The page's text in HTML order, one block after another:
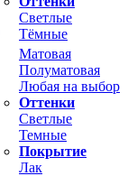
Светлые
Тёмные
Матовая
Полуматовая
Любая на выбор
Оттенки
Светлые
Темные
Покрытие
Лак